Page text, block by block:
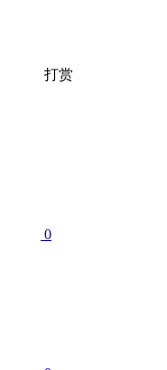
打赏
0